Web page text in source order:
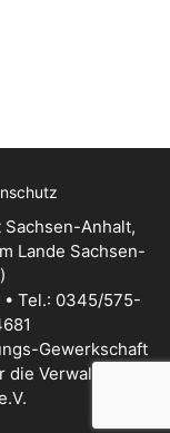
Anhalt,
Lande Sachsen-
• Tel.: 0345/575-
Gewerkschaft
Verwaltung im